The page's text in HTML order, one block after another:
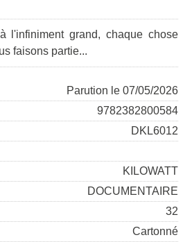
l'infiniment grand, chaque chose
faisons partie...
Parution le 07/05/2026
9782382800584
DKL6012
KILOWATT
DOCUMENTAIRE
32
Cartonné